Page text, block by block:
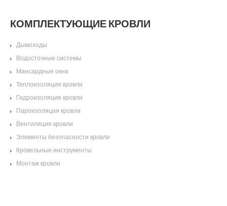
КОМПЛЕКТУЮЩИЕ КРОВЛИ
Дымоходы
Водосточные системы
Мансардные окна
Теплоизоляция кровли
Гидроизоляция кровли
Пароизоляция кровли
Вентиляция кровли
Элементы безопасности кровли
Кровельные инструменты
Монтаж кровли